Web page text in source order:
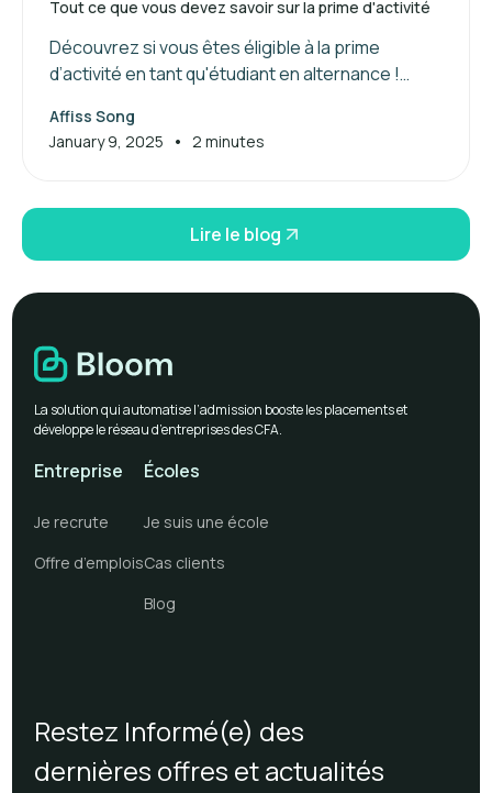
Tout ce que vous devez savoir sur la prime d'activité
Découvrez si vous êtes éligible à la prime
d’activité en tant qu'étudiant en alternance !
Affiss Song
January 9, 2025
• 2 minutes
Lire le blog
Restez Informé(e) des
dernières offres et actualités
La solution qui automatise l’admission booste les placements et
développe le réseau d’entreprises des CFA.
Entreprise
Je recrute
Offre d’emplois
Écoles
Je suis une école
Cas clients
Blog